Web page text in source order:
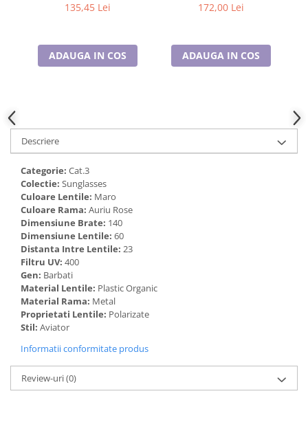
Cadouri pentru Doctori
Martisoare
DK3262-2
135,45 Lei
ADAUGA IN COS
DK3270-1
172,00 Lei
ADAUGA IN COS
Descriere
Categorie: Cat.3
Colectie: Sunglasses
Culoare Lentile: Maro
Culoare Rama: Auriu Rose
Dimensiune Brate: 140
Dimensiune Lentile: 60
Distanta Intre Lentile: 23
Filtru UV: 400
Gen: Barbati
Material Lentile: Plastic Organic
Material Rama: Metal
Proprietati Lentile: Polarizate
Stil: Aviator
Informatii conformitate produs
Review-uri(0)